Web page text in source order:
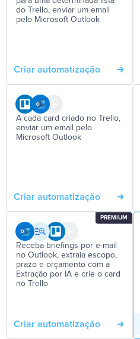
do Trello, enviar um email
pelo Microsoft Outlook
Criar automatização
A cada card criado no Trello,
enviar um email pelo
Microsoft Outlook
Criar automatização
PREMIUM
Receba briefings por e-mail
no Outlook, extraia escopo,
prazo e orçamento com a
Extração por IA e crie o card
no Trello
Criar automatização